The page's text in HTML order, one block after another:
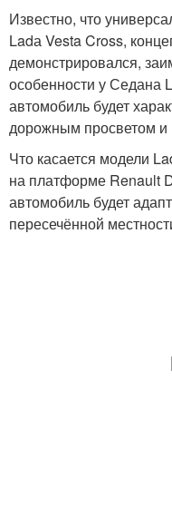
Известно, что
Ladа Vesta Cross,
демонстрировался,
особенности у Седана
автомобиль будет
дорожным просветом и
Что касается модели
на платформе Renault
автомобиль будет
пересечённой